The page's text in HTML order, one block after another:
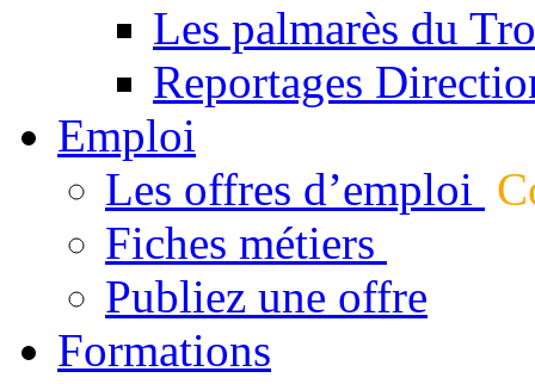
Les palmarès du
Reportages
Emploi
Les offres d’emploi
Fiches métiers
Publiez une offre
Formations